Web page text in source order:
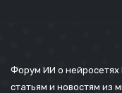
Форум ИИ о нейросетях
статьям и новостям из